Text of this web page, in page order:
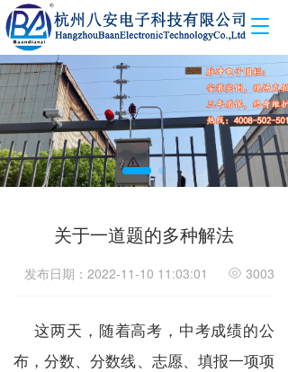
T
g
l
e
n
a
v
i
o
关于一道题的多种解法
发布日期：2022-11-10 11:03:01 3003
这两天，随着高考，中考成绩的公
布，分数、分数线、志愿、填报一项项